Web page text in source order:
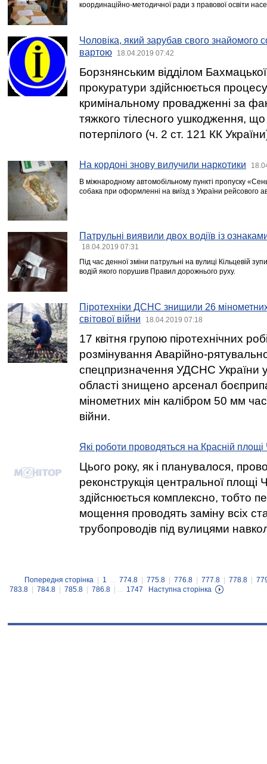
координаційно-методичної ради з правової освіти
Чоловіка, який зарубав свого знайомого
вартою
18.04.2019 07:42
Борзнянським відділом Бахмацької
прокуратури здійснюється
кримінальному провадженні за
тяжкого тілесного ушкодження,
потерпілого (ч. 2 ст. 121 КК
На кордоні знову вилучили наркотики
В міжнародному автомобільному пункті пропуску
собака при оформленні на виїзд з України рейсового
Патрульні виявили двох водіїв із
18.04.2019 07:31
Під час денної зміни патрульні на вулиці Кільцевій
водій якого порушив Правил дорожнього руху.
Піротехніки ДСНС знищили 26 мінометних
світової війни
18.04.2019 07:18
17 квітня групою піротехнічних
розмінування Аварійно-
спецпризначення УДСНС України у
області знищено арсенал
мінометних мін калібром 50 мм
війни.
Які роботи проводяться на Красній площі
Цього року, як і планувалося,
реконструкція центральної площі
здійснюється комплексно, тобто
мощення проводять заміну всіх
трубопроводів під вулицями
Попередня сторінка 1 ... 774.8 775.8 776.8 777.8 778.8
783.8
784.8 785.8 786.8 | ... 1747 Наступна сторінка